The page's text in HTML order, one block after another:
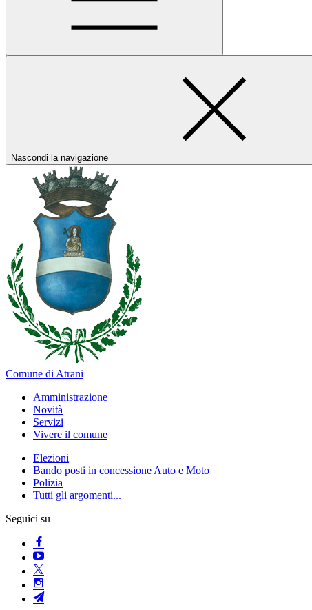
Nascondi la navigazione
Comune di Atrani
Amministrazione
Novità
Servizi
Vivere il comune
Elezioni
Bando posti in concessione Auto e Moto
Polizia
Tutti gli argomenti...
Seguici su